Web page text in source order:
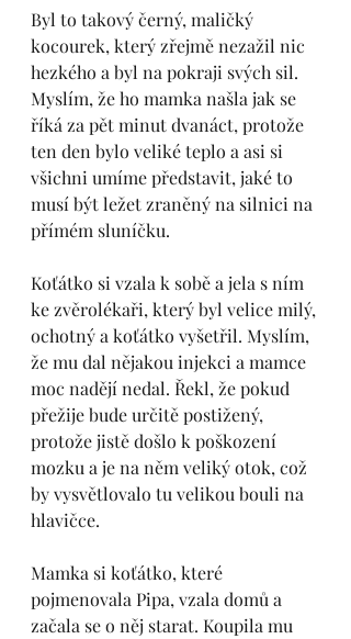
Byl to takový černý, maličký
kocourek, který zřejmě nezažil nic
hezkého a byl na pokraji svých sil.
Myslím, že ho mamka našla jak se
říká za pět minut dvanáct, protože
ten den bylo veliké teplo a asi si
všichni umíme představit, jaké to
musí být ležet zraněný na silnici na
přímém sluníčku.
Koťátko si vzala k sobě a jela s ním
ke zvěrolékaři, který byl velice milý,
ochotný a koťátko vyšetřil. Myslím,
že mu dal nějakou injekci a mamce
moc nadějí nedal. Řekl, že pokud
přežije bude určitě postižený,
protože jistě došlo k poškození
mozku a je na něm veliký otok, což
by vysvětlovalo tu velikou bouli na
hlavičce.
Mamka si koťátko, které
pojmenovala Pipa, vzala domů a
začala se o něj starat. Koupila mu